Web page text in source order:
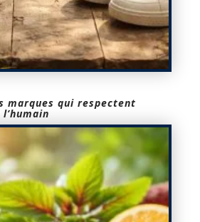
marques qui respectent